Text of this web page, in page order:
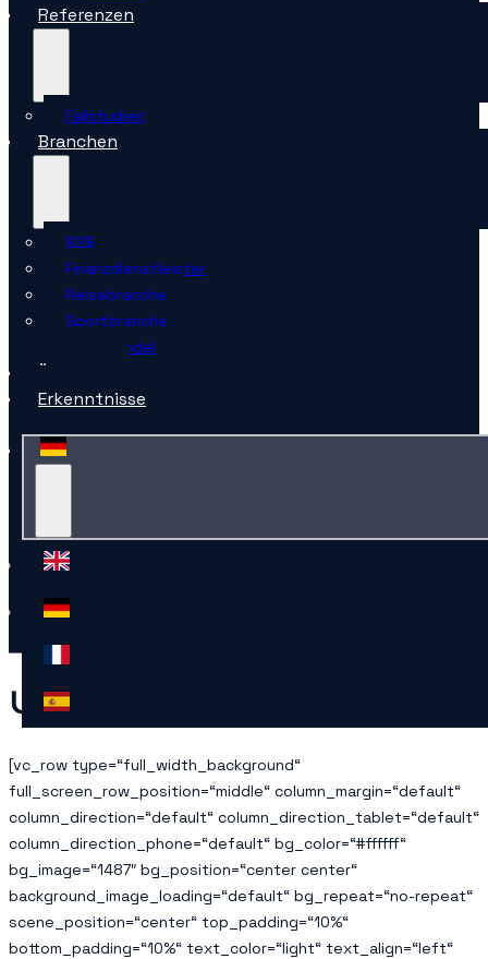
Referenzen
Fallstudien
Branchen
B2B
Finanzdienstleister
Reisebranche
Sportbranche
Einzelhandel
Über uns
Erkenntnisse
UNSER TEAM
[vc_row type=“full_width_background“
full_screen_row_position=“middle“ column_margin=“default“
column_direction=“default“ column_direction_tablet=“default“
column_direction_phone=“default“ bg_color=“#ffffff“
bg_image=“1487″ bg_position=“center center“
background_image_loading=“default“ bg_repeat=“no-repeat“
scene_position=“center“ top_padding=“10%“
bottom_padding=“10%“ text_color=“light“ text_align=“left“